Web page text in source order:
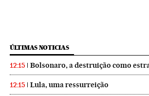
ÚLTIMAS NOTICIAS
12:15 Bolsonaro, a destruição como
12:15 Lula, uma ressurreição